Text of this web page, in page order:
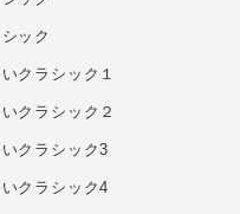
ック
クラシック１
クラシック２
クラシック3
クラシック4